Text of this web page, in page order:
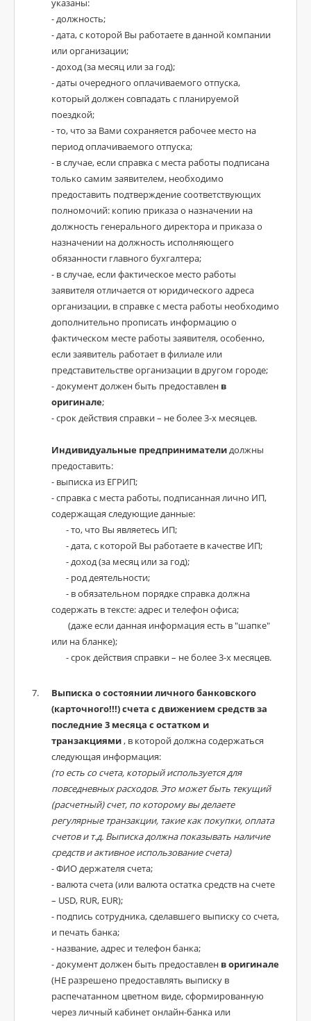
указаны:
- должность;
- дата, с которой Вы работаете в данной компании
или организации;
- доход (за месяц или за год);
- даты очередного оплачиваемого отпуска,
который должен совпадать с планируемой
поездкой;
- то, что за Вами сохраняется рабочее место на
период оплачиваемого отпуска;
- в случае, если справка с места работы подписана
только самим заявителем, необходимо
предоставить подтверждение соответствующих
полномочий: копию приказа о назначении на
должность генерального директора и приказа о
назначении на должность исполняющего
обязанности главного бухгалтера;
- в случае, если фактическое место работы
заявителя отличается от юридического адреса
организации, в справке с места работы необходимо
дополнительно прописать информацию о
фактическом месте работы заявителя, особенно,
если заявитель работает в филиале или
представительстве организации в другом городе;
- документ должен быть предоставлен в
оригинале;
- срок действия справки – не более 3-х месяцев.
Индивидуальные предпринимателидолжны
предоставить:
- выписка из ЕГРИП;
- справка с места работы, подписанная лично ИП,
содержащая следующие данные:
- то, что Вы являетесь ИП;
- дата, с которой Вы работаете в качестве ИП;
- доход (за месяц или за год);
- род деятельности;
- в обязательном порядке справка должна
содержать в тексте: адрес и телефон офиса;
(даже если данная информация есть в "шапке"
или на бланке);
- срок действия справки – не более 3-х месяцев.
Выписка о состоянии личного банковского
(карточного!!!) счета с движением средств за
последние 3 месяца с остатком и
транзакциями, в которой должна содержаться
следующая информация:
(то есть со счета, который используется для
повседневных расходов. Это может быть текущий
(расчетный) счет, по которому вы делаете
регулярные транзакции, такие как покупки, оплата
счетов и т.д. Выписка должна показывать наличие
средств и активное использование счета)
- ФИО держателя счета;
- валюта счета (или валюта остатка средств на счете
– USD, RUR, EUR);
- подпись сотрудника, сделавшего выписку со счета,
и печать банка;
- название, адрес и телефон банка;
- документ должен быть предоставлен в оригинале
(НЕ разрешено предоставлять выписку в
распечатанном цветном виде, сформированную
через личный кабинет онлайн-банка или